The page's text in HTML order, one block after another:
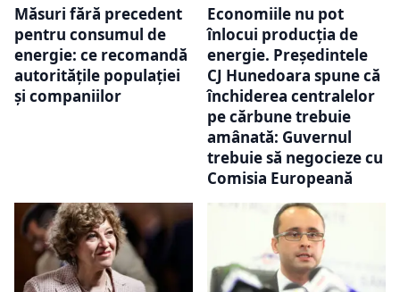
Măsuri fără precedent
pentru consumul de
energie: ce recomandă
autoritățile populației
și companiilor
Economiile nu pot
înlocui producția de
energie. Președintele
CJ Hunedoara spune că
închiderea centralelor
pe cărbune trebuie
amânată: Guvernul
trebuie să negocieze cu
Comisia Europeană